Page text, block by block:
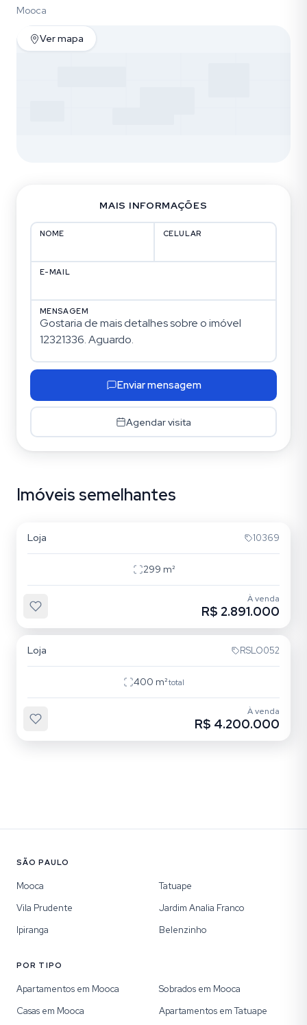
Mooca
Ver mapa
MAIS INFORMAÇÕES
NOME CELULAR
E-MAIL
MENSAGEM
Enviar mensagem
Agendar visita
Imóveis semelhantes
Mooca
Loja 10369
299 m²
À venda
R$ 2.891.000
Loja RSLO052
400 m²total
À venda
R$ 4.200.000
SÃO PAULO
Mooca
Tatuape
Vila Prudente
Jardim Analia Franco
Ipiranga
Belenzinho
POR TIPO
Apartamentos em Mooca
Sobrados em Mooca
Casas em Mooca
Apartamentos em Tatuape